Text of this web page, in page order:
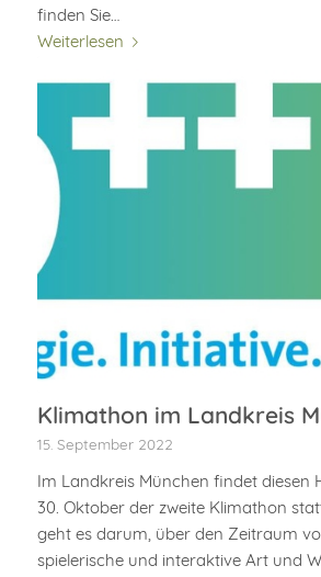
finden Sie…
Weiterlesen
Klimathon im Landkreis
15. September 2022
Im Landkreis München findet diesen
30. Oktober der zweite Klimathon
geht es darum, über den Zeitraum
spielerische und interaktive Art und